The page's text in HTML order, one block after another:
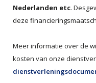
Nederlanden etc.
deze
Meer informatie over de
kosten van onze